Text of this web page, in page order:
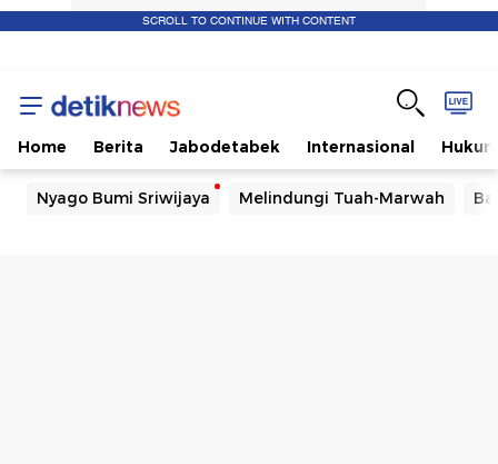
SCROLL TO CONTINUE WITH CONTENT
Home Berita Jabodetabek Internasional Hukum
Nyago Bumi Sriwijaya Melindungi Tuah-Marwah